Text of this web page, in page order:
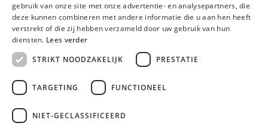
Onderzoekers
Onderzoeker worden
gebruik van onze site met onze advertentie- en analysepartners, die
deze kunnen combineren met andere informatie die u aan hen heeft
verstrekt of die zij hebben verzameld door uw gebruik van hun
diensten. Lees verder
STRIKT NOODZAKELIJK
PRESTATIE
TARGETING FUNCTIONEEL
NIET-GECLASSIFICEERD